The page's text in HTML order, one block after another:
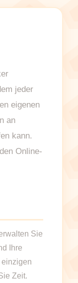
jeder
eigenen
an
kann.
Online-
Sie
Ihre
Zeit.